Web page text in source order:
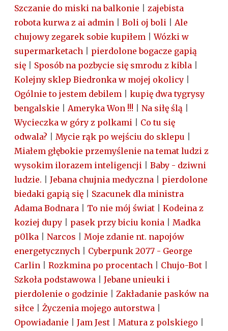
Szczanie do miski na balkonie
zajebista
robota kurwa z ai admin
Boli oj boli
Ale
chujowy zegarek sobie kupiłem |Wózki w
supermarketach
pierdolone bogacze gapią
się
Sposób na pozbycie się smrodu z kibla
Kolejny sklep Biedronka w mojej okolicy
Ogólnie to jestem debilem
kupię dwa tygrysy
bengalskie
Ameryka Won !!! Na siłę ślą
Wycieczka w góry z polkami
Co tu się
odwala?
Mycie rąk po wejściu do sklepu
Miałem głębokie przemyślenie na temat ludzi z
wysokim ilorazem inteligencji
Baby - dziwni
ludzie.
Jebana chujnia medyczna
pierdolone
biedaki gapią się
Szacunek dla ministra
Adama Bodnara
To nie mój świat
Kodeina z
koziej dupy
pasek przy biciu konia
Madka
p0lka
Narcos
Moje zdanie nt. napojów
energetycznych
Cyberpunk 2077 - George
Carlin
Rozkmina po procentach Chujo-Bot
Szkoła podstawowa
Jebane unieuki i
pierdolenie o godzinie
Zakładanie pasków na
siłce
Życzenia mojego autorstwa
Opowiadanie
Jam Jest Matura z polskiego